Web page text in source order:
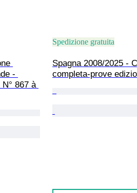
-
867 à
Spedizione gratuita
Spagna 2008/2025 -
completa-prove